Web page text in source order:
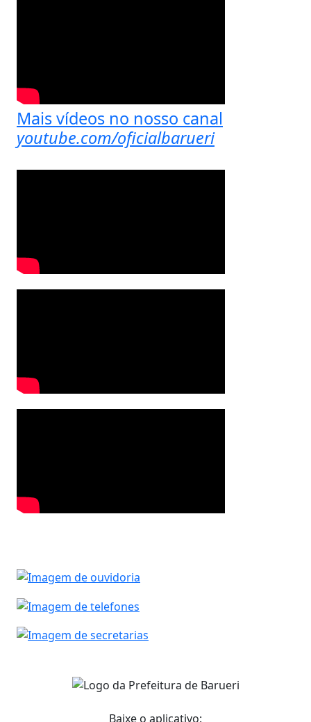
Mais vídeos no nosso canal
youtube.com/oficialbarueri
Baixe o aplicativo: